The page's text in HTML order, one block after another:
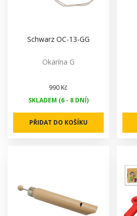
Schwarz OC-13-GG
Okarína G
990 Kč
SKLADEM (6 - 8 DNÍ)
PŘIDAT DO KOŠÍKU